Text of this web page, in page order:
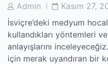
PostAdmin
PostKasım 27,
İsviçre’deki medyum
kullandıkları yöntemleri
anlayışlarını
için merak uyandıran bir